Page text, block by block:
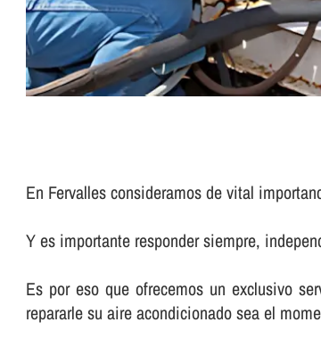
En Fervalles consideramos de vital
Y es importante responder siempre,
Es por eso que ofrecemos un exclusivo
repararle su aire acondicionado sea el